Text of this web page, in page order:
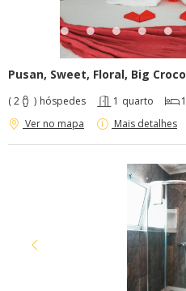
Pusan, Sweet, Floral, Big Croco
( 2 ) hóspedes 1 quarto 1
Ver no mapa Mais detalhes